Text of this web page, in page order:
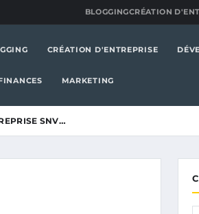
BLOGGINGCRÉATION
CRÉATION D'ENTREPRISE
MARKETING
SNV…